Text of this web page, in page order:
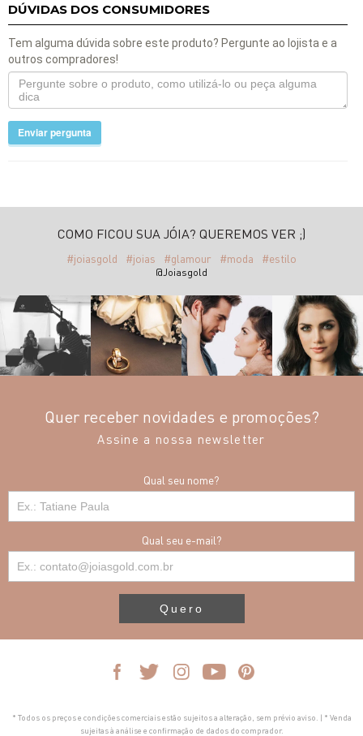
DÚVIDAS DOS CONSUMIDORES
Tem alguma dúvida sobre este produto? Pergunte ao lojista e a
outros compradores!
Enviar pergunta
COMO FICOU SUA JÓIA? QUEREMOS VER ;)
#joiasgold #joias #glamour #moda #estilo
@Joiasgold
Quer receber novidades e promoções?
Assine a nossa newsletter
Qual seu nome?
Qual seu e-mail?
Quero
* Todos os preços e condições comerciais estão sujeitos a alteração, sem prévio aviso. | * Venda
sujeitas à análise e confirmação de dados do comprador.